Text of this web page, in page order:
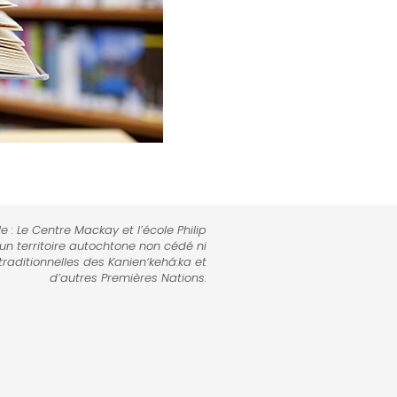
Le Centre Mackay et l’école Philip
territoire autochtone non cédé ni
des Kanienʼkehá:ka et
d’autres Premières Nations.